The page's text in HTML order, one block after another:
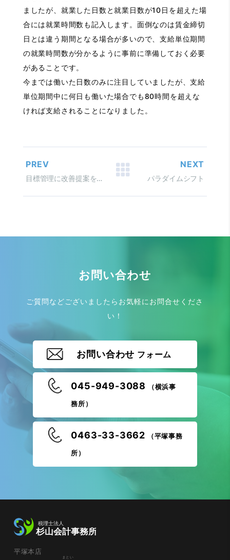
ましたが、就業した日数と就業日数が10日を超えた場
合には就業時間数も記入します。面倒なのは賃金締切
日とは違う期間となる場合が多いので、支給単位期間
の就業時間数が分かるように事前に準備しておく必要
があることです。
今までは働いた日数のみに注目していましたが、支給
単位期間中に何日も働いた場合でも80時間を超えな
ければ支給されることになりました。
PREV
目標管理に改善提案を統合
NEXT
パラダイムシフト
お問い合わせ
ご質問などございましたらお気軽にお問合せくださ
い！
お問い合わせ フォーム
045-949-3088 （横浜事
務所）
0463-33-3662 （平塚事務
所）
平塚本店
まとい